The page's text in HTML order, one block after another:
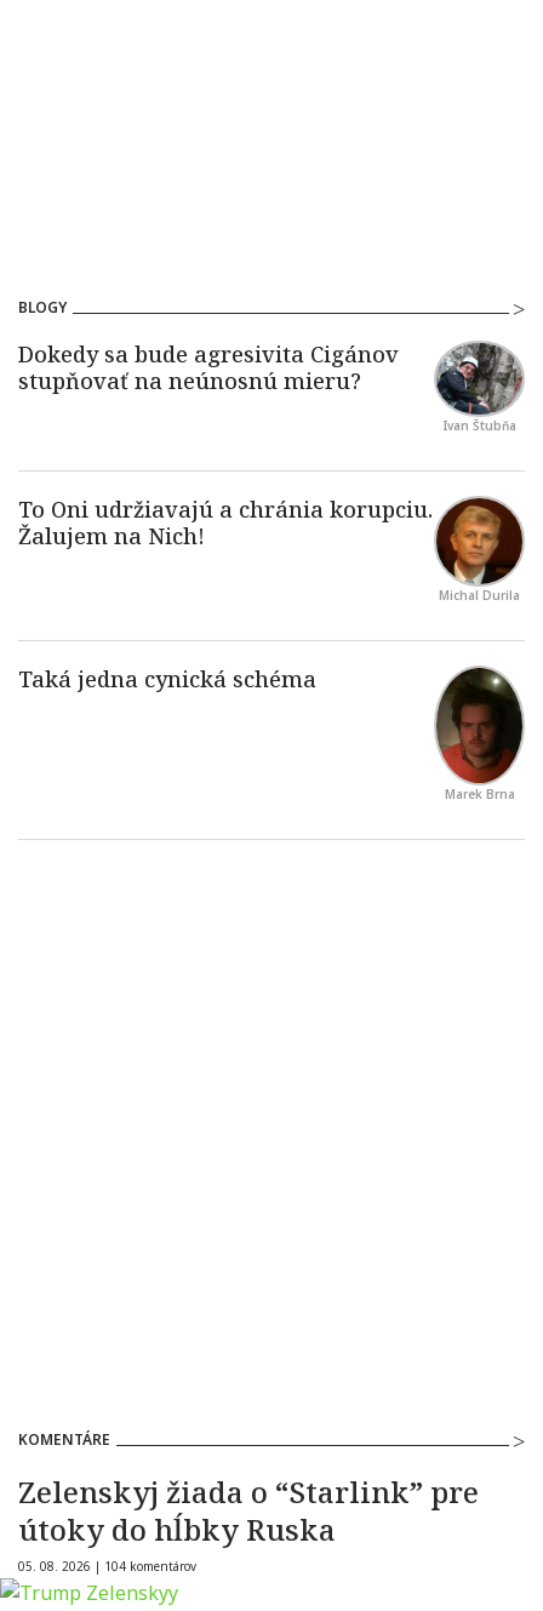
BLOGY
Ivan Štubňa
Michal Durila
Marek Brna
KOMENTÁRE
Zelenskyj žiada o “Starlink” pre
útoky do hĺbky Ruska
05. 08. 2026 | 104 komentárov